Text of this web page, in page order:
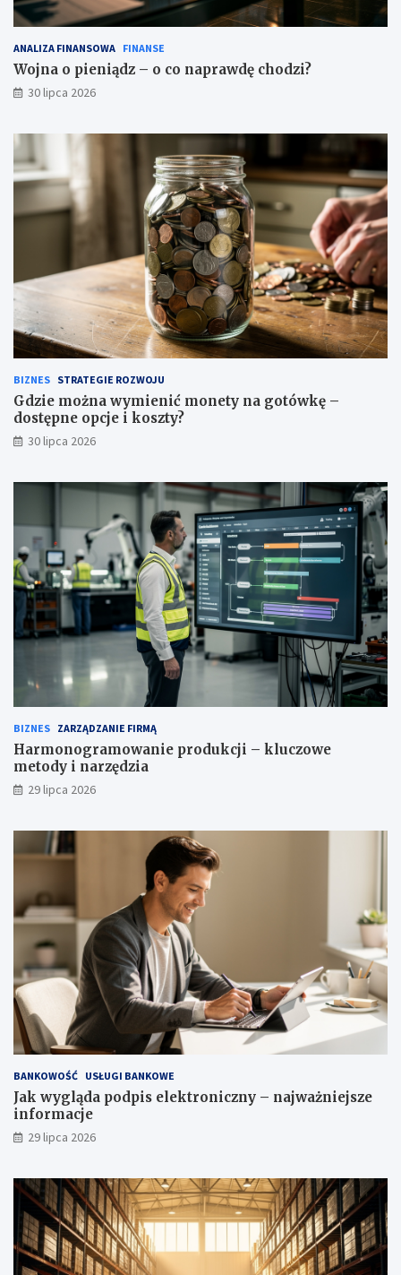
ANALIZA FINANSOWA FINANSE
Wojna o pieniądz – o co naprawdę chodzi?
30 lipca 2026
BIZNES STRATEGIE ROZWOJU
Gdzie można wymienić monety na gotówkę –
dostępne opcje i koszty?
30 lipca 2026
BIZNES ZARZĄDZANIE FIRMĄ
Harmonogramowanie produkcji – kluczowe
metody i narzędzia
29 lipca 2026
BANKOWOŚĆ USŁUGI BANKOWE
Jak wygląda podpis elektroniczny – najważniejsze
informacje
29 lipca 2026